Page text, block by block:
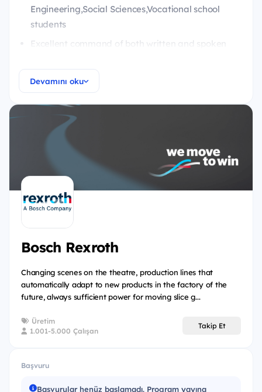
Engineering,Social Sciences,Vocational school
students
Excellent command of both written and spoken
Excellent MS Office skills
Eagerness to learn
Resident of Bursa min. 3 days of the week
Devamını oku
Bosch Rexroth
Changing scenes on the theatre, production lines that
automatically adapt to new products in the factory of the
future, always sufficient power for moving slice g...
Üretim
1.001-5.000 Çalışan
Takip Et
Başvuru
Başvurular henüz başlamadı. Program yayına